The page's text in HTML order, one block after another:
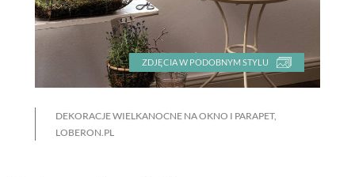
ZDJĘCIA W PODOBNYM STYLU
DEKORACJE WIELKANOCNE NA OKNO I PARAPET,
LOBERON.PL